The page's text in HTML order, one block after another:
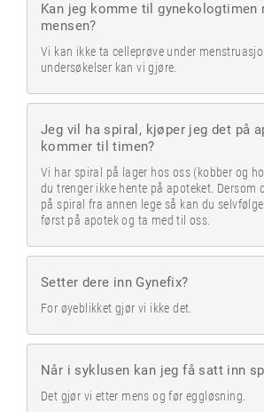
Kan jeg komme til gynekologtimen
mensen?
Vi kan ikke ta celleprøve under
undersøkelser kan vi gjøre.
Jeg vil ha spiral, kjøper jeg det på
kommer til timen?
Vi har spiral på lager hos oss (kobber og
du trenger ikke hente på apoteket. Dersom
på spiral fra annen lege så kan du
først på apotek og ta med til oss.
Setter dere inn Gynefix?
For øyeblikket gjør vi ikke det.
Når i syklusen kan jeg få satt inn
Det gjør vi etter mens og før eggløsning.